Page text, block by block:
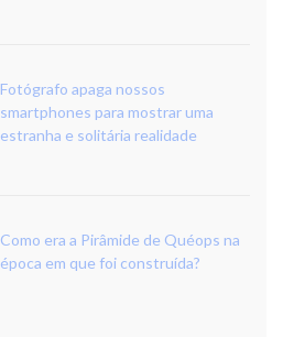
Fotógrafo apaga nossos
smartphones para mostrar uma
estranha e solitária realidade
Como era a Pirâmide de Quéops na
época em que foi construída?